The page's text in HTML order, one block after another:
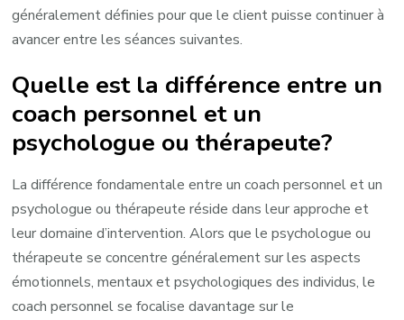
généralement définies pour que le client puisse continuer à
avancer entre les séances suivantes.
Quelle est la différence entre un
coach personnel et un
psychologue ou thérapeute?
La différence fondamentale entre un coach personnel et un
psychologue ou thérapeute réside dans leur approche et
leur domaine d’intervention. Alors que le psychologue ou
thérapeute se concentre généralement sur les aspects
émotionnels, mentaux et psychologiques des individus, le
coach personnel se focalise davantage sur le